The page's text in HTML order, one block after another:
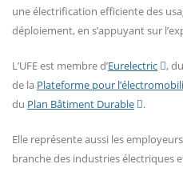
une électrification efficiente des
déploiement, en s’appuyant sur
L’UFE est membre d’Eurelectric , du
de la Plateforme pour
du Plan Bâtiment Durable .
Elle représente aussi les
branche des industries électriques